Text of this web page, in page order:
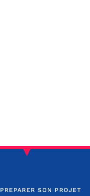
PREPARER SON PROJET